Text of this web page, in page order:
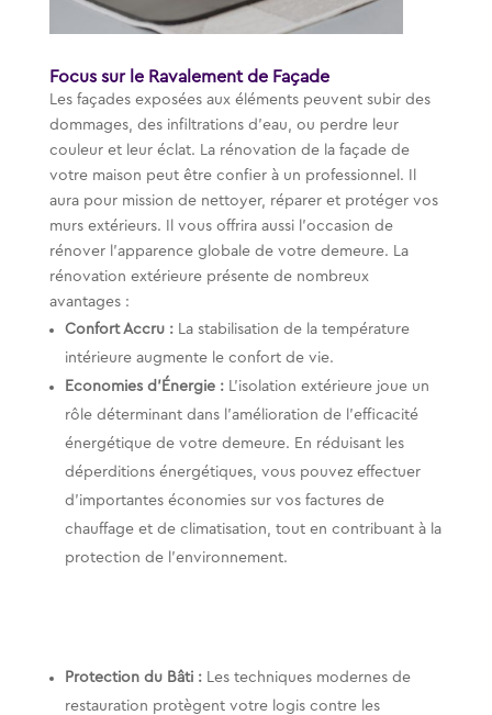
Focus sur le Ravalement de Façade
Les façades exposées aux éléments peuvent subir des
dommages, des infiltrations d’eau, ou perdre leur
couleur et leur éclat. La rénovation de la façade de
votre maison peut être confier à un professionnel. Il
aura pour mission de nettoyer, réparer et protéger vos
murs extérieurs. Il vous offrira aussi l’occasion de
rénover l’apparence globale de votre demeure. La
rénovation extérieure présente de nombreux
avantages :
Confort Accru :La stabilisation de la température
intérieure augmente le confort de vie.
Economies d’Énergie :L’isolation extérieure joue un
rôle déterminant dans l’amélioration de l’efficacité
énergétique de votre demeure. En réduisant les
déperditions énergétiques, vous pouvez effectuer
d’importantes économies sur vos factures de
chauffage et de climatisation, tout en contribuant à la
protection de l’environnement​​.
Protection du Bâti :Les techniques modernes de
restauration protègent votre logis contre les